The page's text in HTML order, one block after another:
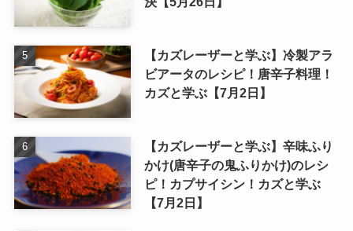
【カズレーザーと学ぶ】冷製アラ
ビアータのレシピ！唐辛子料理！
カズと学ぶ【7月2日】
【カズレーザーと学ぶ】辛味ふり
かけ(唐辛子の鬼ふりかけ)のレシ
ピ！カプサイシン！カズと学ぶ
【7月2日】